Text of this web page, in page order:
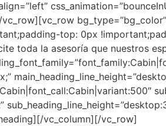
top: 0px
toda la asesoría que nuestros
vc_column][/vc_row]